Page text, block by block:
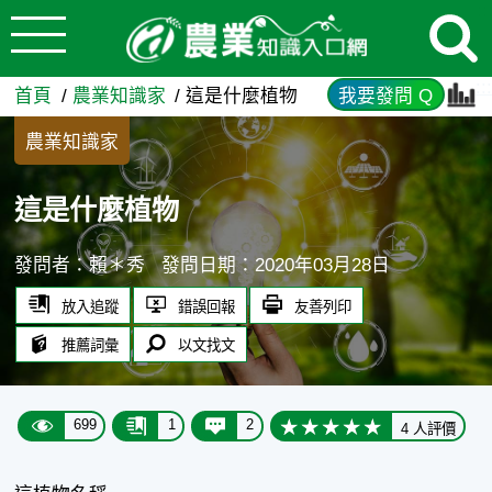
跳到主要內容
這是什麼植物 - 農業知識入口
首頁 農業知識家 這是什麼植物 我要發問 Q
農業知識家
這是什麼植物
發問者：賴＊秀 發問日期：2020年03月28日
放入追蹤 錯誤回報 友善列印
推薦詞彙 以文找文
699 1 2 4 人評價